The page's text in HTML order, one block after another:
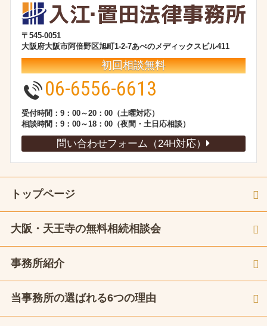
〒545-0051
大阪府大阪市阿倍野区旭町1-2-7あべのメディックスビル411
初回相談無料
06-6556-6613
受付時間：9：00～20：00（土曜対応）
相談時間：9：00～18：00（夜間・土日応相談）
問い合わせフォーム（24H対応）
トップページ
大阪・天王寺の無料相続相談会
事務所紹介
当事務所の選ばれる6つの理由